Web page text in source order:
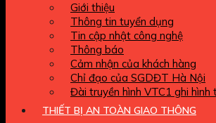
Giới thiệu
Thông tin tuyển dụng
Tin cập nhật công nghệ
Thông báo
Cảm nhận của khách hàng
Chỉ đạo của SGDĐT Hà Nội
Đài truyền hình VTC1 ghi hình
THIẾT BỊ AN TOÀN GIAO THÔNG